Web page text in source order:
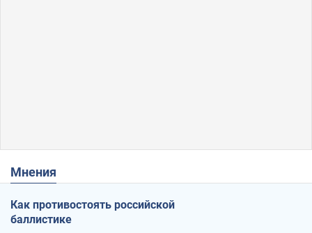
Мнения
Как противостоять российской
баллистике